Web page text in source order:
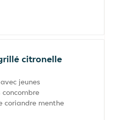
citronelle
jeunes
concombre
coriandre menthe